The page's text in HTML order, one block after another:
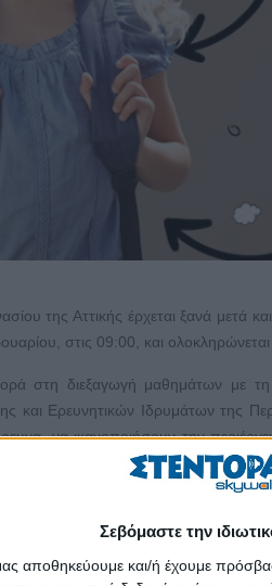
Σεβόμαστε την
μας αποθηκεύουμε και/ή έχουμε
της Αττικής έρχεται ξανά μετά
στις 09:00, και
στη διεξαγωγή μαθημάτων με
Ερευνητικών Ιδρυμάτων της
να ικανοποιήσουν την
πρακτικές λύσεις και καινοτομία.
από τον Μάρτιο έως
τάξεων Δ', Ε' και Στ' δημοτικού